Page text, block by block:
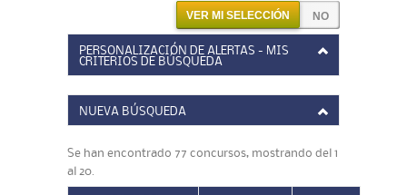
VER MI SELECCIÓN
PERSONALIZACIÓN DE ALERTAS - MIS
CRITERIOS DE BÚSQUEDA
NUEVA BÚSQUEDA
Se han encontrado 77 concursos, mostrando del 1
al 20.